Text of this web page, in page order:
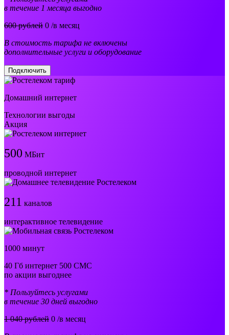
в течение 1 месяца выгодно
600 рублей 0 /в месяц
В стоимость тарифа не включены
дополнительные услуги и оборудование
Подключить
Домашний интернет
Технологии выгоды
Акция
500 МБит
проводной интернет
211 каналов
интерактивное телевидение
1000 минут
40 Гб интернет 500 СМС
по акции выгоднее
* Пользуйтесь услугами
в течение 30 дней выгодно
1 040 рублей 0 /в месяц